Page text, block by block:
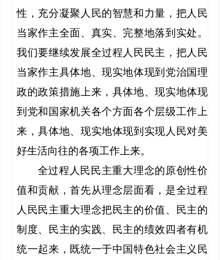
性，充分凝聚人民的智慧和力量，把人民
当家作主全面、真实、完整地落到实处。
我们要继续发展全过程人民民主，把人民
当家作主具体地、现实地体现到党治国理
政的政策措施上来，具体地、现实地体现
到党和国家机关各个方面各个层级工作上
来，具体地、现实地体现到实现人民对美
好生活向往的各项工作上来。
全过程人民民主重大理念的原创性价
值和贡献，首先从理念层面看，是全过程
人民民主重大理念把民主的价值、民主的
制度、民主的实践、民主的绩效四者有机
统一起来，既统一于中国特色社会主义民